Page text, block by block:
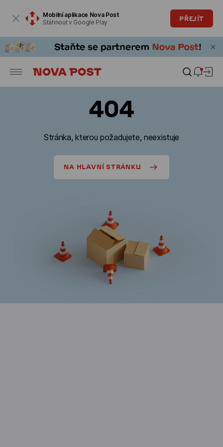
Mobilní aplikace Nova Post
Stáhnout v Google Play
PŘEJÍT
404
Stránka, kterou požadujete, neexistuje
NA HLAVNÍ STRÁNKU